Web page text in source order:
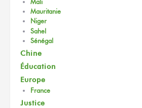
Mali
Mauritanie
Niger
Sahel
Sénégal
Chine
Éducation
Europe
France
Justice